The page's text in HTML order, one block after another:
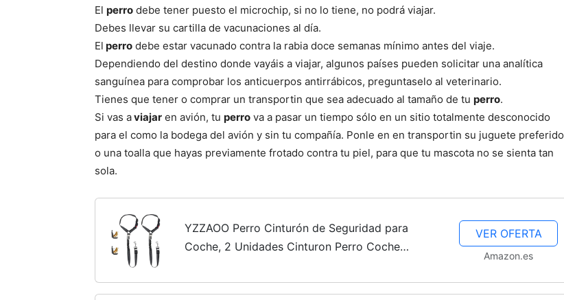
de
Perros
–
El perro debe tener puesto el microchip, si no lo tiene, no podrá viajar.
Debes llevar su cartilla de vacunaciones al día.
El perro debe estar vacunado contra la rabia doce semanas mínimo antes del viaje.
Dependiendo del destino donde vayáis a viajar, algunos países pueden solicitar una analítica
sanguínea para comprobar los anticuerpos antirrábicos, preguntaselo al veterinario.
Tienes que tener o comprar un transportin que sea adecuado al tamaño de tu perro.
Si vas aviajar en avión, tu perro va a pasar un tiempo sólo en un sitio totalmente desconocido
para el como la bodega del avión y sin tu compañía. Ponle en en transportin su juguete preferido
o una toalla que hayas previamente frotado contra tu piel, para que tu mascota no se sienta tan
sola.
YZZAOO Perro Cinturón de Seguridad para
Coche, 2 Unidades Cinturon Perro Coche
para Perro con Correa de...
VER OFERTA
Amazon.es